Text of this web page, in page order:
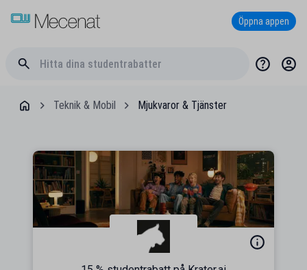
Öppna appen
Teknik & Mobil Mjukvaror & Tjänster